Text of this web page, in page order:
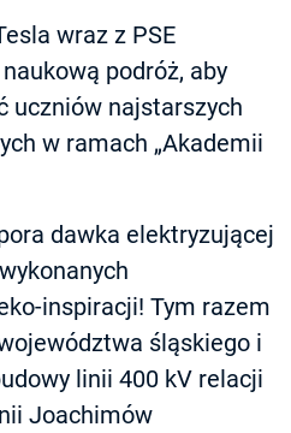
wraz z PSE
podróż, aby
uczniów najstarszych
w ramach „Akademii
dawka elektryzującej
inspiracji! Tym razem
śląskiego i
linii 400 kV relacji
Joachimów